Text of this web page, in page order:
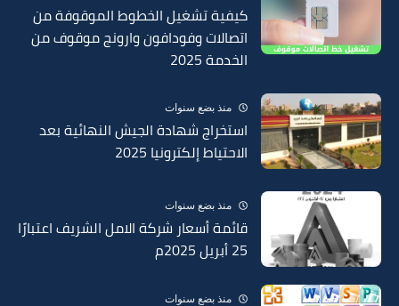
كيفية تشغيل الخطوط الموقوفة من
اتصالات وفودافون وارونج موقوف من
الخدمة 2025
منذ بضع سنوات
استخراج شهادة الجيش النهائية بعد
الاحتياط إلكترونيا 2025
منذ بضع سنوات
قائمة أسعار شركة الامل الشريف اعتبارًا
منذ بضع سنوات